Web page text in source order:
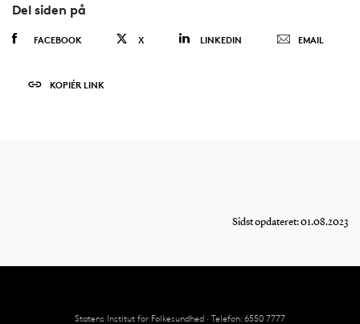
Del siden på
FACEBOOK X LINKEDIN EMAIL
KOPIÉR LINK
Sidst opdateret: 01.08.2023
Statens Institut for Folkesundhed · Telefon: 6550 7777